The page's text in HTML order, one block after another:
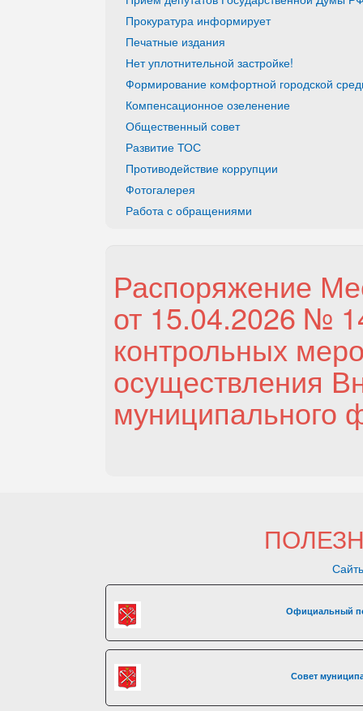
Прокуратура информирует
Печатные издания
Нет уплотнительной застройке!
Формирование комфортной городской
Компенсационное озеленение
Общественный совет
Развитие ТОС
Противодействие коррупции
Фотогалерея
Работа с обращениями
Распоряжение
от 15.04.2026 №
контрольных
осуществления
муниципального
Официальный
Совет